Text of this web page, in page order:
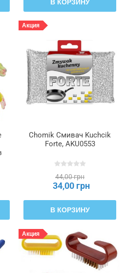
В КОРЗИНУ
Акция
Chomik Смивач Kuchcik
Forte, AKU0553
44,00 грн
34,00 грн
В КОРЗИНУ
Акция